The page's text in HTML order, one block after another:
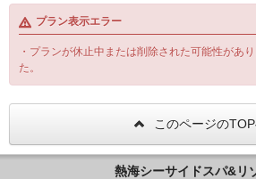
プラン表示エラー
・プランが休止中または削除された可能性があ
た。
このページの
熱海シーサイドスパ&リ